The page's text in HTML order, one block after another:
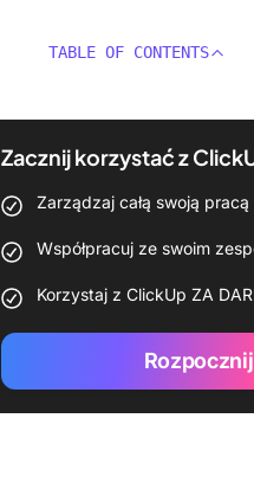
TABLE OF CONTENTS
Zacznij korzystać z
Zarządzaj całą swoją
Współpracuj ze swoim
Korzystaj z ClickUp ZA
Rozpocznij